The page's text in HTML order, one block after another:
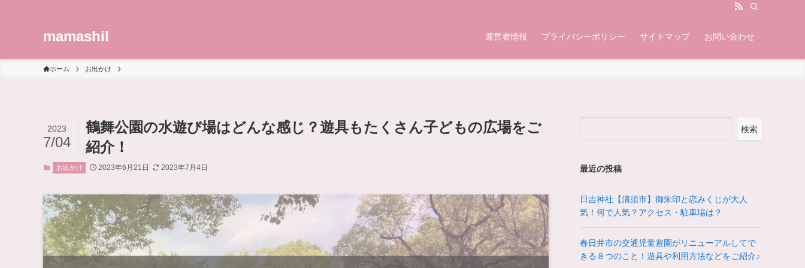
mamashil 運営者情報 プライバシーポリシー サイトマップ お問い合わせ
ホーム お出かけ
鶴舞公園の水遊び場はどんな感じ？遊具もたくさん子どもの広場をご
紹介！
2023
7/04
お出かけ 2023年6月21日 2023年7月4日
検索
最近の投稿
日吉神社【清須市】御朱印と恋みくじが大人
気！何で人気？アクセス・駐車場は？
春日井市の交通児童遊園がリニューアルしてで
きる８つのこと！遊具や利用方法などをご紹介♪